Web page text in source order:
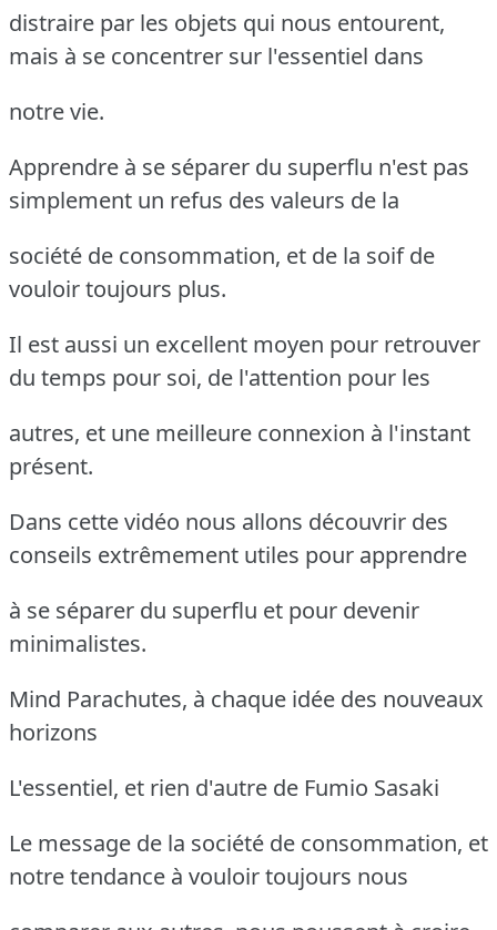
distraire par les objets qui nous entourent,
mais à se concentrer sur l'essentiel dans
notre vie.
Apprendre à se séparer du superflu n'est pas
simplement un refus des valeurs de la
société de consommation, et de la soif de
vouloir toujours plus.
Il est aussi un excellent moyen pour retrouver
du temps pour soi, de l'attention pour les
autres, et une meilleure connexion à l'instant
présent.
Dans cette vidéo nous allons découvrir des
conseils extrêmement utiles pour apprendre
à se séparer du superflu et pour devenir
minimalistes.
Mind Parachutes, à chaque idée des nouveaux
horizons
L'essentiel, et rien d'autre de Fumio Sasaki
Le message de la société de consommation, et
notre tendance à vouloir toujours nous